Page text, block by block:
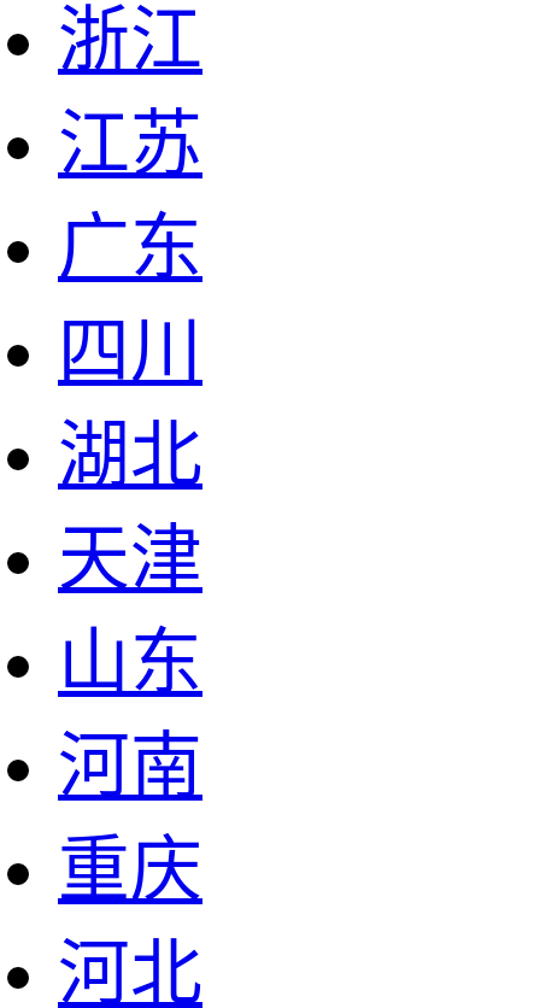
浙江
江苏
广东
四川
湖北
天津
山东
河南
重庆
河北